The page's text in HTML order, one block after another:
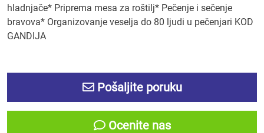
hladnjače* Priprema mesa za roštilj* Pečenje i sečenje
bravova* Organizovanje veselja do 80 ljudi u pečenjari KOD
GANDIJA
Pošaljite poruku
Ocenite nas